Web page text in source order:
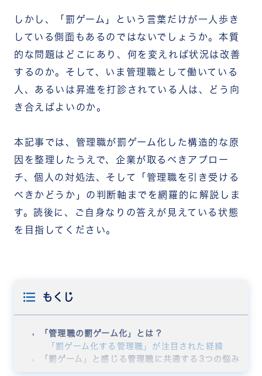
しかし、「罰ゲーム」という言葉だけが一人歩き
している側面もあるのではないでしょうか。本質
的な問題はどこにあり、何を変えれば状況は改善
するのか。そして、いま管理職として働いている
人、あるいは昇進を打診されている人は、どう向
き合えばよいのか。
本記事では、管理職が罰ゲーム化した構造的な原
因を整理したうえで、企業が取るべきアプロー
チ、個人の対処法、そして「管理職を引き受ける
べきかどうか」の判断軸までを網羅的に解説しま
す。読後に、ご自身なりの答えが見えている状態
を目指してください。
もくじ
「管理職の罰ゲーム化」とは？
「罰ゲーム化する管理職」が注目された経緯
「罰ゲーム」と感じる管理職に共通する3つの悩み